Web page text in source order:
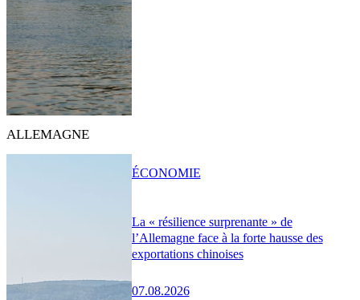
ALLEMAGNE
La « résilience surprenante » de
l’Allemagne face à la forte hausse des
exportations chinoises
07.08.2026
ÉCONOMIE